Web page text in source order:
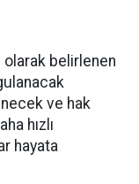
belirlenen
ve hak
hızlı
hayata